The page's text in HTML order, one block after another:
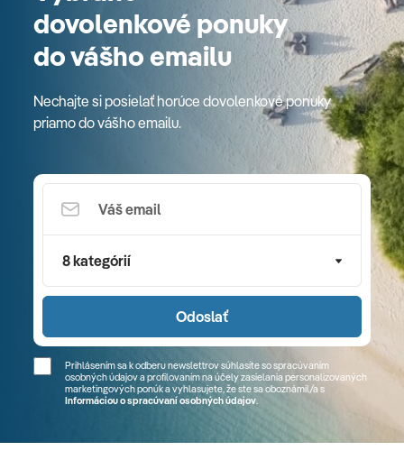
dovolenkové ponuky
do vášho emailu
Nechajte si posielať horúce dovolenkové ponuky
priamo do vášho emailu.
8 kategórií
Odoslať
Prihlásením sa k odberu newslettrov súhlasíte so spracúvaním
osobných údajov a profilovaním na účely zasielania personalizovaných
marketingových ponúk a vyhlasujete, že ste sa oboznámil/a s
Informáciou o spracúvaní osobných údajov.